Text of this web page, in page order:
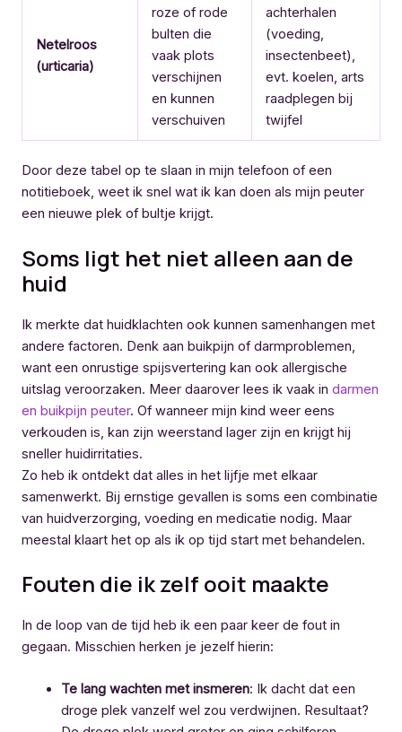
Netelroos
(urticaria)
roze of rode
bulten die
vaak plots
verschijnen
en kunnen
verschuiven
achterhalen
(voeding,
insectenbeet),
evt. koelen, arts
raadplegen bij
twijfel
Door deze tabel op te slaan in mijn telefoon of een
notitieboek, weet ik snel wat ik kan doen als mijn peuter
een nieuwe plek of bultje krijgt.
Soms ligt het niet alleen aan de
huid
Ik merkte dat huidklachten ook kunnen samenhangen met
andere factoren. Denk aan buikpijn of darmproblemen,
want een onrustige spijsvertering kan ook allergische
uitslag veroorzaken. Meer daarover lees ik vaak in darmen
en buikpijn peuter. Of wanneer mijn kind weer eens
verkouden is, kan zijn weerstand lager zijn en krijgt hij
sneller huidirritaties.
Zo heb ik ontdekt dat alles in het lijfje met elkaar
samenwerkt. Bij ernstige gevallen is soms een combinatie
van huidverzorging, voeding en medicatie nodig. Maar
meestal klaart het op als ik op tijd start met behandelen.
Fouten die ik zelf ooit maakte
In de loop van de tijd heb ik een paar keer de fout in
gegaan. Misschien herken je jezelf hierin:
Te lang wachten met insmeren: Ik dacht dat een
droge plek vanzelf wel zou verdwijnen. Resultaat?